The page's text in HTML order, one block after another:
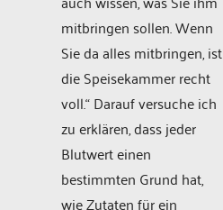
mitbringen sollen. Wenn
Sie da alles mitbringen, ist
die Speisekammer recht
voll.“ Darauf versuche ich
zu erklären, dass jeder
Blutwert einen
bestimmten Grund hat,
wie Zutaten für ein